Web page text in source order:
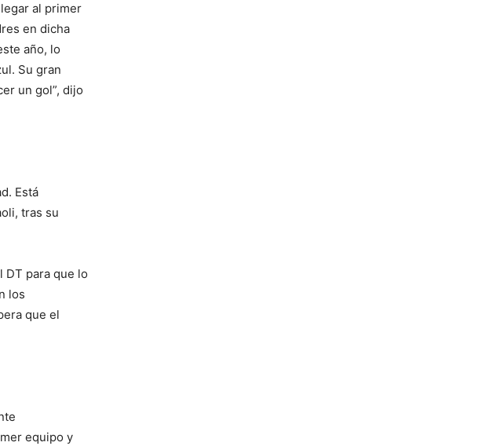
al primer
en dicha
año, lo
Su gran
un gol”, dijo
Está
tras su
DT para que lo
los
que el
equipo y